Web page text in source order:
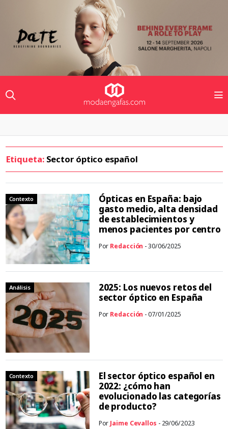
Etiqueta: Sector óptico español
Contexto
Ópticas en España: bajo
gasto medio, alta densidad
de establecimientos y
menos pacientes por centro
Por Redacción - 30/06/2025
Análisis
2025: Los nuevos retos del
sector óptico en España
Por Redacción - 07/01/2025
Contexto
El sector óptico español en
2022: ¿cómo han
evolucionado las categorías
de producto?
PorJaime Cevallos - 29/06/2023